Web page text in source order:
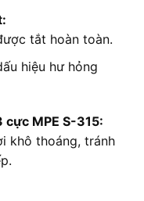
tắt hoàn toàn.
hiệu hư hỏng
cực MPE S-315:
khô thoáng, tránh